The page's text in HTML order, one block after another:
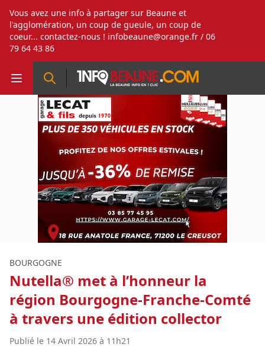
Vous avez une info à partager sur Beaune et
l'agglomération, un coup de gueule, un coup de
coeur... contactez-nous ! infobeaune@orange.fr / 06
79 64 43 86
BOURGOGNE
Nutella® met à l’honneur la
région Bourgogne-Franche-Comté
à travers une édition collector
Publié le 14 Avril 2026 à 11h21